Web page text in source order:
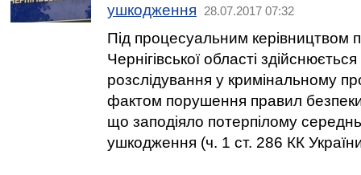
ушкодження
28.07.2017 07:32
Під процесуальним керівництвом
Чернігівської області
розслідування у кримінальному
фактом порушення правил
що заподіяло потерпілому
ушкодження (ч. 1 ст. 286 КК